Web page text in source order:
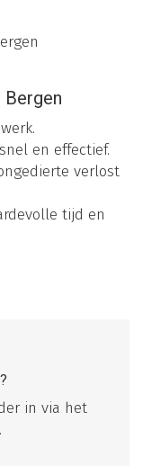
en effectief.
verlost
tijd en
in via het
.